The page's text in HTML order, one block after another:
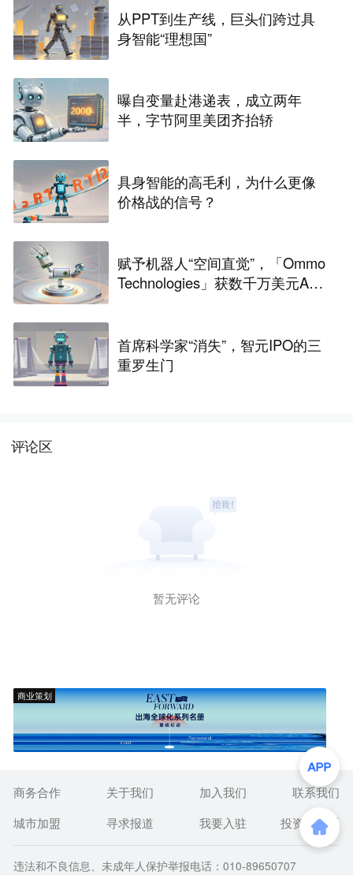
从PPT到生产线，巨头们跨过具
身智能“理想国”
曝自变量赴港递表，成立两年
半，字节阿里美团齐抬轿
具身智能的高毛利，为什么更像
价格战的信号？
赋予机器人“空间直觉”，「Ommo
Technologies」获数千万美元A轮
首席科学家“消失”，智元IPO的三
重罗生门
评论区
暂无评论
商业策划
商务合作 关于我们 加入我们
联系我们
城市加盟
寻求报道 我要入驻 投资者关系
违法和不良信息、未成年人保护举报电话：010-89650707